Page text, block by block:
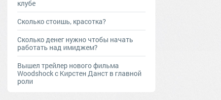
клубе
Сколько стоишь, красотка?
Сколько денег нужно чтобы начать
работать над имиджем?
Вышел трейлер нового фильма
Woodshock с Кирстен Данст в главной
роли